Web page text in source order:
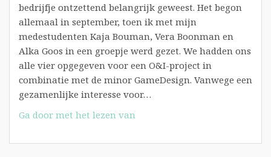
bedrijfje ontzettend belangrijk geweest. Het begon
allemaal in september, toen ik met mijn
medestudenten Kaja Bouman, Vera Boonman en
Alka Goos in een groepje werd gezet. We hadden ons
alle vier opgegeven voor een O&I-project in
combinatie met de minor GameDesign. Vanwege een
gezamenlijke interesse voor…
Ga door met het lezen van
News